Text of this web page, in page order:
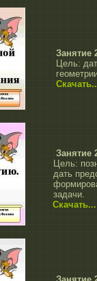
Занятие
Цель:
Занятие
Цель:
дать
задачи.
Скачать...